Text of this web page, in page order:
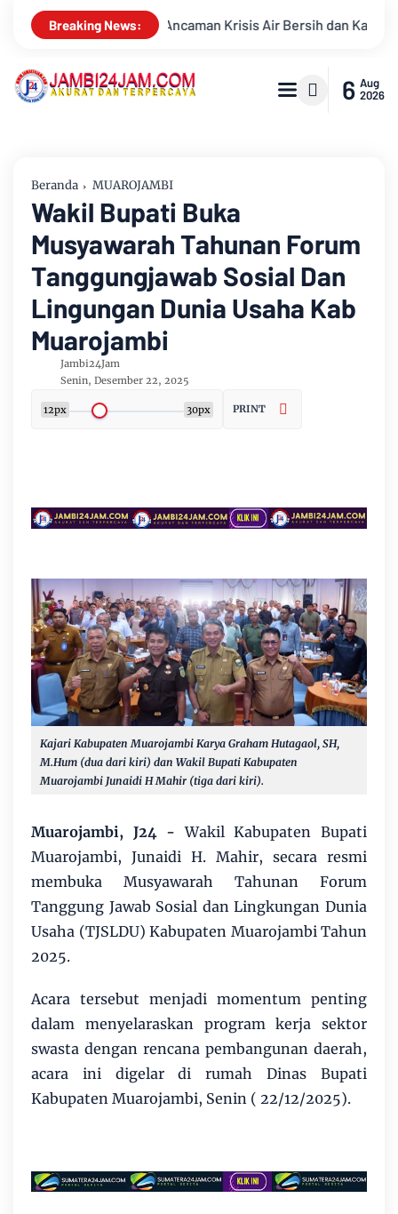
Breaking News:
dan Karhutla Sungai Batanghari Surut Akibat
6 Aug
2026
Beranda MUAROJAMBI
Wakil Bupati Buka
Musyawarah Tahunan Forum
Tanggungjawab Sosial Dan
Lingungan Dunia Usaha Kab
Muarojambi
Jambi24Jam
Senin, Desember 22, 2025
12px 30px PRINT
Kajari Kabupaten Muarojambi Karya Graham Hutagaol, SH,
M.Hum (dua dari kiri) dan Wakil Bupati Kabupaten
Muarojambi Junaidi H Mahir (tiga dari kiri).
Muarojambi, J24-Wakil Kabupaten Bupati
Muarojambi, Junaidi H. Mahir, secara resmi
membuka Musyawarah Tahunan Forum
Tanggung Jawab Sosial dan Lingkungan Dunia
Usaha (TJSLDU) Kabupaten Muarojambi Tahun
2025.
Acara tersebut menjadi momentum penting
dalam menyelaraskan program kerja sektor
swasta dengan rencana pembangunan daerah,
acara ini digelar di rumah Dinas Bupati
Kabupaten Muarojambi, Senin ( 22/12/2025).